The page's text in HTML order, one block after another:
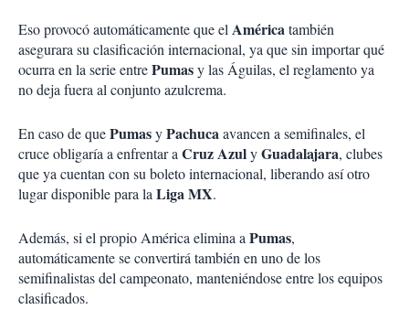
Eso provocó automáticamente que elAméricatambién
asegurara su clasificación internacional, ya que sin importar qué
ocurra en la serie entrePumasy las Águilas, el reglamento ya
no deja fuera al conjunto azulcrema.
En caso de quePumasyPachucaavancen a semifinales, el
cruce obligaría a enfrentar aCruz AzulyGuadalajara, clubes
que ya cuentan con su boleto internacional, liberando así otro
lugar disponible para laLiga MX.
Además, si el propio América elimina aPumas,
automáticamente se convertirá también en uno de los
semifinalistas del campeonato, manteniéndose entre los equipos
clasificados.